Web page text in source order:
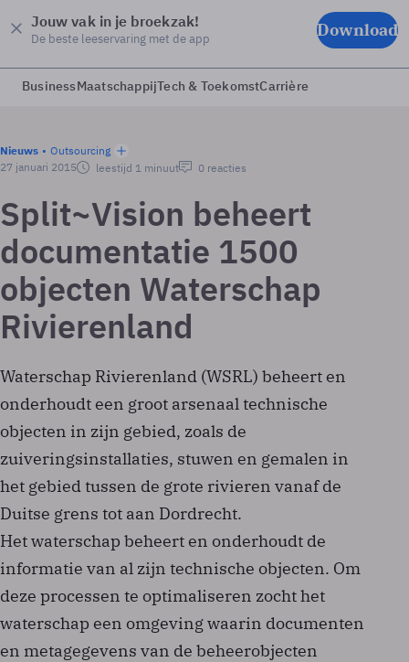
Jouw vak in je broekzak!
De beste leeservaring met de app Download
BusinessMaatschappijTech & ToekomstCarrière
Nieuws
Outsourcing
27 januari 2015
leestijd 1 minuut 0 reacties
Split~Vision beheert
documentatie 1500
objecten Waterschap
Rivierenland
Waterschap Rivierenland (WSRL) beheert en
onderhoudt een groot arsenaal technische
objecten in zijn gebied, zoals de
zuiveringsinstallaties, stuwen en gemalen in
het gebied tussen de grote rivieren vanaf de
Duitse grens tot aan Dordrecht.
Het waterschap beheert en onderhoudt de
informatie van al zijn technische objecten. Om
deze processen te optimaliseren zocht het
waterschap een omgeving waarin documenten
en metagegevens van de beheerobjecten